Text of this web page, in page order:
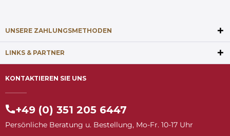
UNSERE ZAHLUNGSMETHODEN
LINKS & PARTNER
KONTAKTIEREN SIE UNS
+49 (0) 351 205 6447
Persönliche Beratung u. Bestellung, Mo-Fr. 10-17 Uhr